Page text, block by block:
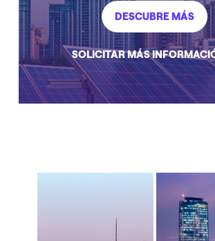
DESCUBRE MÁS
SOLICITAR MÁS